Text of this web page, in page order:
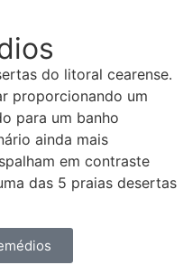
do litoral cearense.
proporcionando um
para um banho
ainda mais
em contraste
das 5 praias desertas